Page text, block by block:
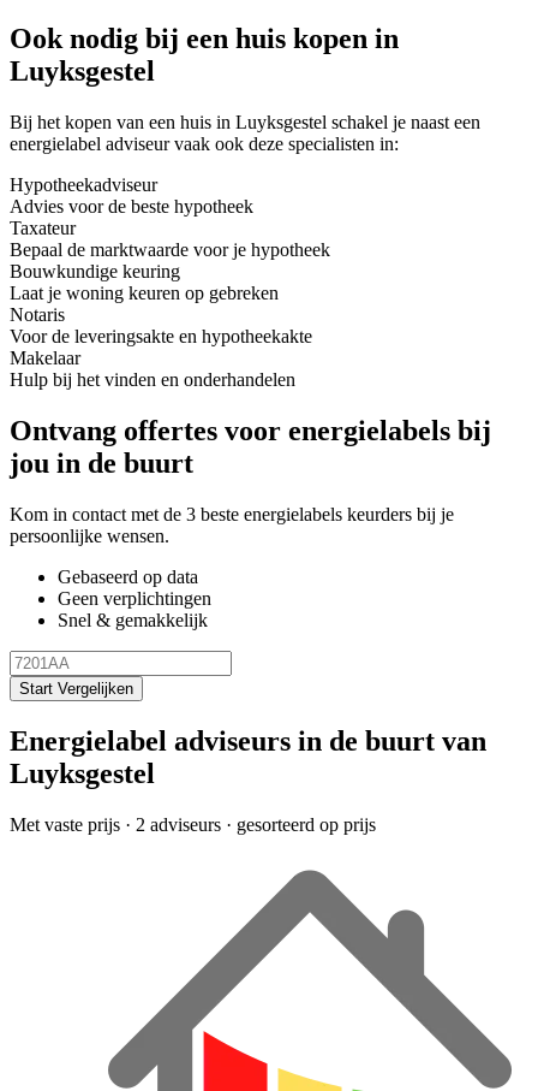
Ook nodig bij een huis kopen in
Luyksgestel
Bij het kopen van een huis in Luyksgestel schakel je naast een
energielabel adviseur vaak ook deze specialisten in:
Hypotheekadviseur
Advies voor de beste hypotheek
Taxateur
Bepaal de marktwaarde voor je hypotheek
Bouwkundige keuring
Laat je woning keuren op gebreken
Notaris
Voor de leveringsakte en hypotheekakte
Makelaar
Hulp bij het vinden en onderhandelen
Ontvang offertes voor energielabels bij
jou in de buurt
Kom in contact met de 3 beste energielabels keurders bij je
persoonlijke wensen.
Gebaseerd op data
Geen verplichtingen
Snel & gemakkelijk
Start Vergelijken
Energielabel adviseurs in de buurt van
Luyksgestel
Met vaste prijs · 2 adviseurs · gesorteerd op prijs